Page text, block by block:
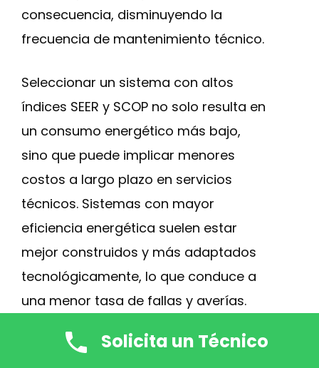
consecuencia, disminuyendo la
frecuencia de mantenimiento técnico.
Seleccionar un sistema con altos
índices SEER y SCOP no solo resulta en
un consumo energético más bajo,
sino que puede implicar menores
costos a largo plazo en servicios
técnicos. Sistemas con mayor
eficiencia energética suelen estar
mejor construidos y más adaptados
tecnológicamente, lo que conduce a
una menor tasa de fallas y averías.
Recomendamos siempre realizar un
Solicita un Técnico